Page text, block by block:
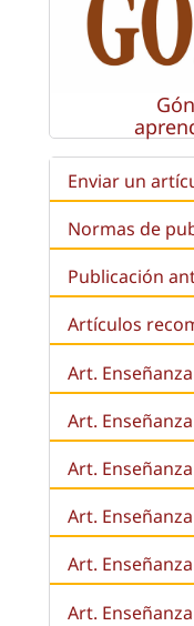
Enviar un
Normas de
Publicación
Artículos
Art.
Art.
Art.
Art.
Art.
Art.